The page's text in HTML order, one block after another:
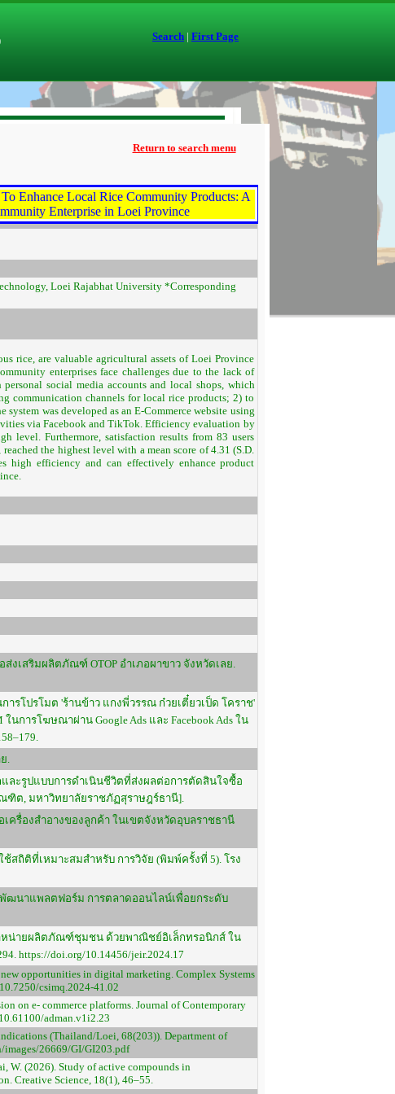
Search | First Page
Return to search menu
Enhance Local Rice Community Products: A
Enterprise in Loei Province
Loei Rajabhat University *Corresponding
are valuable agricultural assets of Loei Province
enterprises face challenges due to the lack of
social media accounts and local shops, which
communication channels for local rice products; 2) to
system was developed as an E-Commerce website using
via Facebook and TikTok. Efficiency evaluation by
level. Furthermore, satisfaction results from 83 users
the highest level with a mean score of 4.31 (S.D.
high efficiency and can effectively enhance product
เสริมผลิตภัณฑ์ OTOP อำเภอผาขาว จังหวัดเลย.
รโปรโมต 'ร้านข้าว แกงพี่วรรณ ก๋วยเตี๋ยวเป็ด โคราช'
ในการโฆษณาผ่าน Google Ads และ Facebook Ads ใน
.
ะรูปแบบการดำเนินชีวิตที่ส่งผลต่อการตัดสินใจซื้อ
ต, มหาวิทยาลัยราชภัฏสุราษฎร์ธานี].
รื่องสำอางของลูกค้า ในเขตจังหวัดอุบลราชธานี
สถิติที่เหมาะสมสำหรับ การวิจัย (พิมพ์ครั้งที่ 5). โรง
ฒนาแพลตฟอร์ม การตลาดออนไลน์เพื่อยกระดับ
หน่ายผลิตภัณฑ์ชุมชน ด้วยพาณิชย์อิเล็กทรอนิกส์ ใน
https://doi.org/10.14456/jeir.2024.17
opportunities in digital marketing. Complex Systems
csimq.2024-41.02
on e- commerce platforms. Journal of Contemporary
adman.v1i2.23
(Thailand/Loei, 68(203)). Department of
26669/GI/GI203.pdf
W. (2026). Study of active compounds in
Creative Science, 18(1), 46–55.